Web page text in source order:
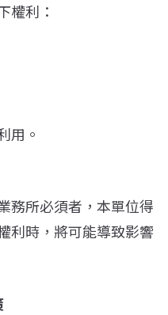
權利：
用。
務所必須者，本單位得
利時，將可能導致影響